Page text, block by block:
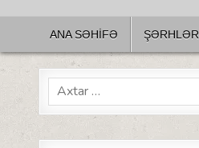
ANA SƏHİFƏ ŞƏRHLƏR
Search
for: